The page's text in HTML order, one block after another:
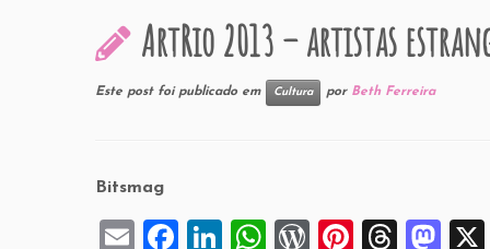
ArtRio 2013 – artistas
Este post foi publicado em Cultura por Beth Ferreira
Bitsmag
E
F
Li
W W
Pi
T
M